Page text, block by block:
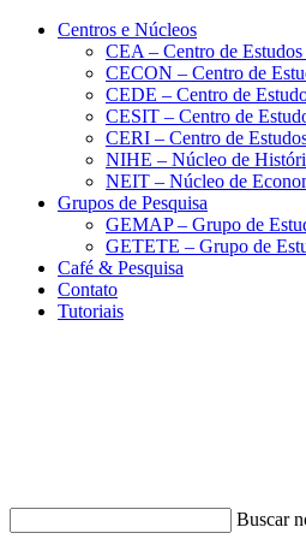
Conteúdo principal Menu principal
Centros e Núcleos
CEA – Centro de
CECON – Centro de
CEDE – Centro de
CESIT – Centro de
CERI – Centro de
NIHE – Núcleo de
NEIT – Núcleo de
Grupos de Pesquisa
GEMAP – Grupo de
GETETE – Grupo de
Café & Pesquisa
Contato
Tutoriais
Buscar